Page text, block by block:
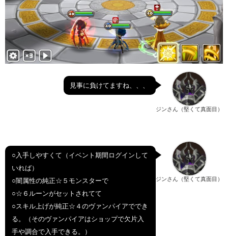
ジンさん（堅くて真面目）
見事に負けてますね、、、
ジンさん（堅くて真面目）
○入手しやすくて（イベント期間ログインして
いれば）
○闇属性の純正☆５モンスターで
○☆６ルーンがセットされてて
○スキル上げが純正☆４のヴァンパイアででき
る。（そのヴァンパイアはショップで欠片入
手や調合で入手できる。）